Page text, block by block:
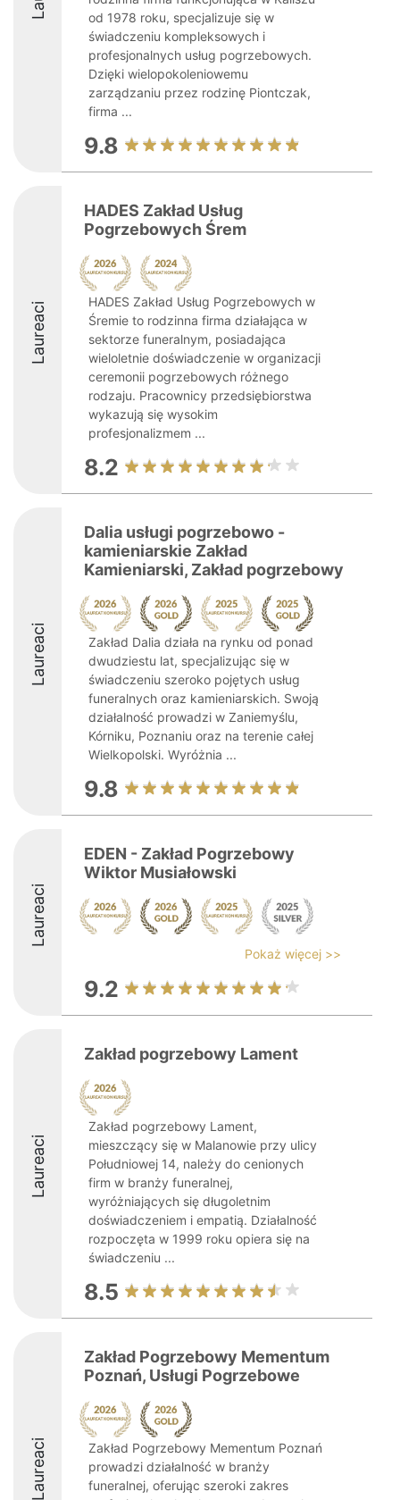
od 1978 roku, specjalizuje się w
świadczeniu kompleksowych i
profesjonalnych usług pogrzebowych.
Dzięki wielopokoleniowemu
zarządzaniu przez rodzinę Piontczak,
firma ...
9.8
Laureaci
HADES Zakład Usług
Pogrzebowych Śrem
HADES Zakład Usług Pogrzebowych w
Śremie to rodzinna firma działająca w
sektorze funeralnym, posiadająca
wieloletnie doświadczenie w organizacji
ceremonii pogrzebowych różnego
rodzaju. Pracownicy przedsiębiorstwa
wykazują się wysokim
profesjonalizmem ...
8.2
Laureaci
Dalia usługi pogrzebowo -
kamieniarskie Zakład
Kamieniarski, Zakład pogrzebowy
Zakład Dalia działa na rynku od ponad
dwudziestu lat, specjalizując się w
świadczeniu szeroko pojętych usług
funeralnych oraz kamieniarskich. Swoją
działalność prowadzi w Zaniemyślu,
Kórniku, Poznaniu oraz na terenie całej
Wielkopolski. Wyróżnia ...
9.8
Laureaci
EDEN - Zakład Pogrzebowy
Wiktor Musiałowski
Pokaż więcej >>
9.2
Laureaci
Zakład pogrzebowy Lament
Zakład pogrzebowy Lament,
mieszczący się w Malanowie przy ulicy
Południowej 14, należy do cenionych
firm w branży funeralnej,
wyróżniających się długoletnim
doświadczeniem i empatią. Działalność
rozpoczęta w 1999 roku opiera się na
świadczeniu ...
8.5
Laureaci
Zakład Pogrzebowy Mementum
Poznań, Usługi Pogrzebowe
Zakład Pogrzebowy Mementum Poznań
prowadzi działalność w branży
funeralnej, oferując szeroki zakres